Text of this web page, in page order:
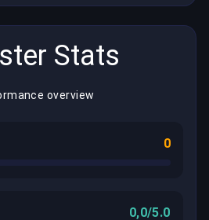
Stats
overview
0
0,0/5.0